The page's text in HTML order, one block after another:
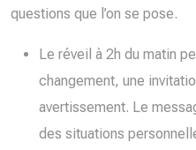
questions que l’on se pose.
Le réveil à 2h du matin
changement, une
avertissement. Le
des situations